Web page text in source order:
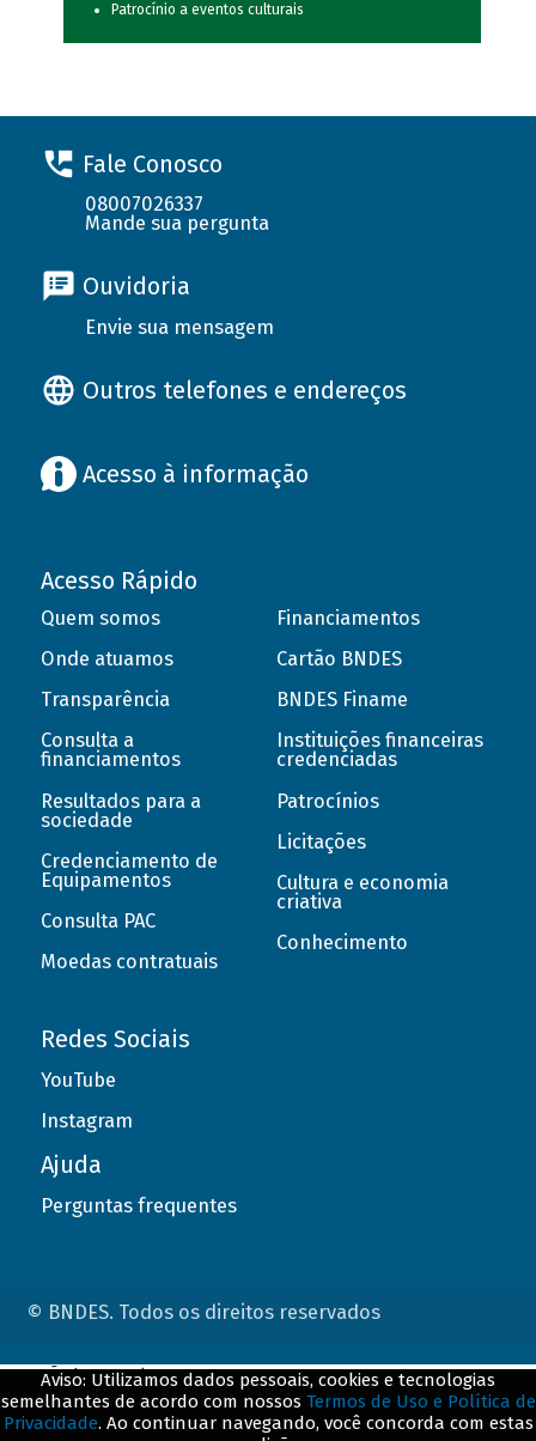
Patrocínio a eventos culturais
Fale Conosco
08007026337
Mande sua pergunta
Ouvidoria
Envie sua mensagem
Outros telefones e endereços
Acesso à informação
Acesso Rápido
Quem somos
Onde atuamos
Transparência
Consulta a
financiamentos
Resultados para a
sociedade
Credenciamento de
Equipamentos
Consulta PAC
Moedas contratuais
Financiamentos
Cartão BNDES
BNDES Finame
Instituições financeiras
credenciadas
Patrocínios
Licitações
Cultura e economia
criativa
Conhecimento
Redes Sociais
YouTube
Instagram
Ajuda
Perguntas frequentes
© BNDES. Todos os direitos reservados
Aviso: Utilizamos dados pessoais, cookies e tecnologias
semelhantes de acordo com nossos Termos de Uso e Política de
Privacidade. Ao continuar navegando, você concorda com estas
ConteÃºdo complementar
${title}${badge}